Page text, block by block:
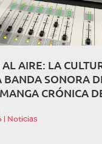
AIRE: LA
BANDA SONORA
CRÓNICA
Noticias